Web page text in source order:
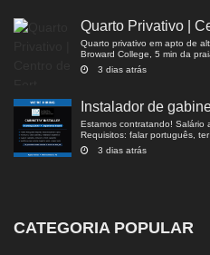
Quarto Privativo |
Quarto privativo em apto de
Broward College, 5 min da
3 dias atrás
Instalador de
Estamos contratando! Salário
Requisitos: falar português, ter
3 dias atrás
CATEGORIA POPULAR